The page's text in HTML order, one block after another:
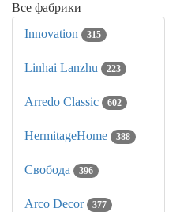
Все фабрики
Innovation
315
Linhai Lanzhu 223
Arredo Classic 602
HermitageHome 388
Свобода 396
Arco Decor 377